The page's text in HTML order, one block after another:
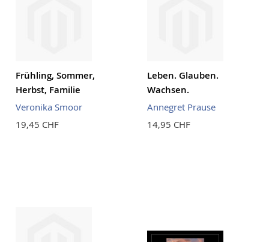
Frühling, Sommer,
Herbst, Familie
Veronika Smoor
19,45 CHF
Leben. Glauben.
Wachsen.
Annegret Prause
14,95 CHF